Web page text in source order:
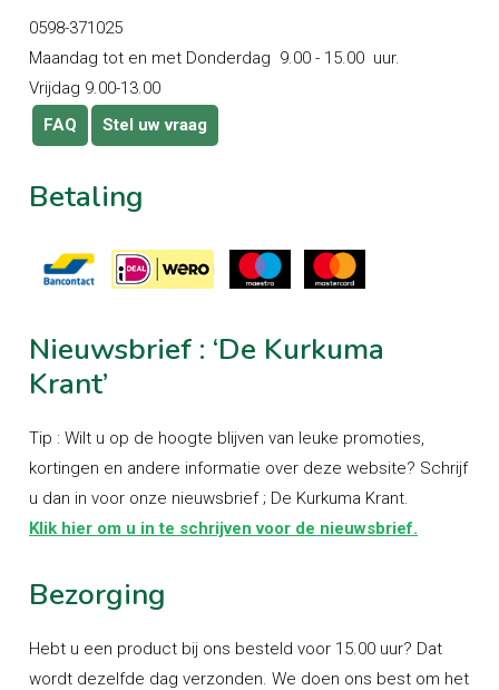
0598-371025
Maandag tot en met Donderdag 9.00 - 15.00 uur.
Vrijdag 9.00-13.00
FAQ
Stel uw vraag
Betaling
Nieuwsbrief : ‘De Kurkuma
Krant’
Tip : Wilt u op de hoogte blijven van leuke promoties,
kortingen en andere informatie over deze website? Schrijf
u dan in voor onze nieuwsbrief ; De Kurkuma Krant.
Klik hier om u in te schrijven voor de nieuwsbrief.
Bezorging
Hebt u een product bij ons besteld voor 15.00 uur? Dat
wordt dezelfde dag verzonden. We doen ons best om het